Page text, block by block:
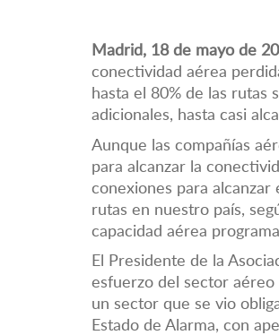
Madrid, 18 de mayo de
conectividad aérea
hasta el 80% de las rutas
adicionales, hasta casi
Aunque las compañías
para alcanzar la
conexiones para
rutas en nuestro país,
capacidad aérea
El Presidente de la
esfuerzo del sector aéreo
un sector que se vio
Estado de Alarma, con